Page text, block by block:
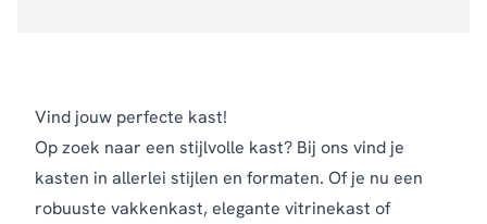
Vind jouw perfecte kast!
Op zoek naar een stijlvolle kast? Bij ons vind je
kasten in allerlei stijlen en formaten. Of je nu een
robuuste vakkenkast, elegante vitrinekast of